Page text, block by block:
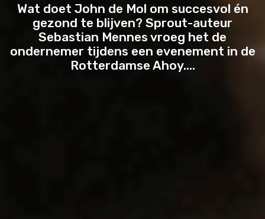
TOOLS
LIFESTYLE
HOW-TO
Wat doet John de Mol om succesvol én
gezond te blijven? Sprout-auteur
Sebastian Mennes vroeg het de
ondernemer tijdens een evenement in de
Rotterdamse Ahoy....